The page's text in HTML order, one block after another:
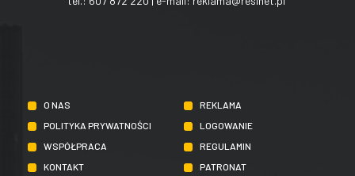
O NAS
REKLAMA
POLITYKA PRYWATNOŚCI
LOGOWANIE
WSPÓŁPRACA
REGULAMIN
KONTAKT
PATRONAT